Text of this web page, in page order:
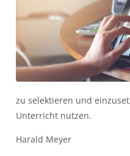
zu selektieren und
Unterricht nutzen.
Harald Meyer